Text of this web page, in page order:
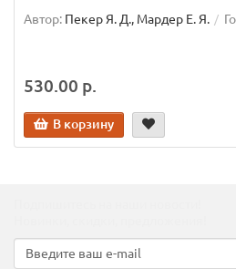
Автор: Пекер Я. Д., Мардер Е. Я.
530.00 р.
В корзину